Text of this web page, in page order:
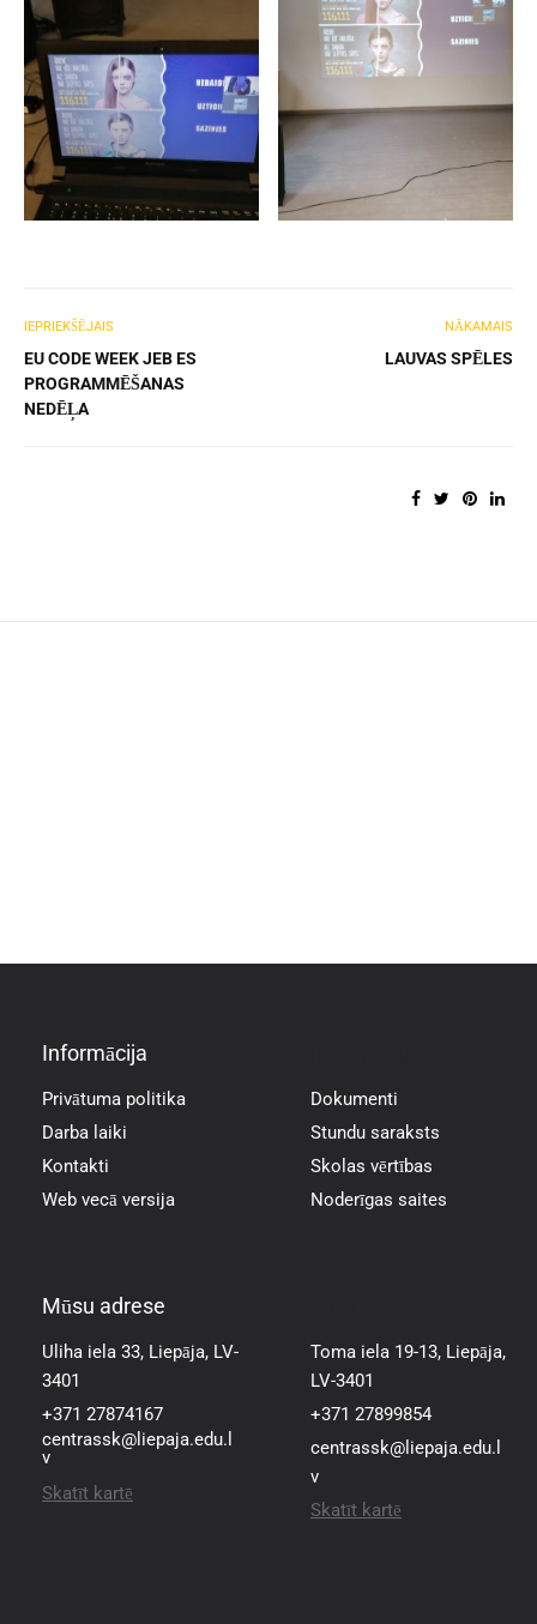
IEPRIEKŠĒJAIS
EU CODE WEEK JEB ES
PROGRAMMĒŠANAS
NEDĒĻA
NĀKAMAIS
LAUVAS SPĒLES
Informācija
Privātuma politika
Darba laiki
Kontakti
Web vecā versija
Dokumenti
Stundu saraksts
Skolas vērtības
Noderīgas saites
Mūsu adrese
Uliha iela 33, Liepāja, LV-
3401
+371 27874167
centrassk@liepaja.edu.l
v
Skatīt kartē
Toma iela 19-13, Liepāja,
LV-3401
+371 27899854
centrassk@liepaja.edu.l
v
Skatīt kartē